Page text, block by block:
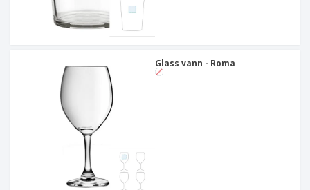
Glass vann - Roma